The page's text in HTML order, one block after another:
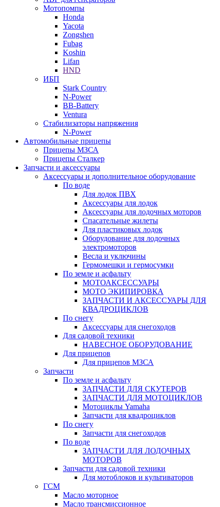
Мотопомпы
Honda
Yacota
Zongshen
Fubag
Koshin
Lifan
HND
ИБП
Stark Country
N-Power
BB-Battery
Ventura
Стабилизаторы напряжения
N-Power
Автомобильные прицепы
Прицепы МЗСА
Прицепы Сталкер
Запчасти и аксессуары
Аксессуары и дополнительное оборудование
По воде
Для лодок ПВХ
Аксессуары для лодок
Аксессуары для лодочных моторов
Спасательные жилеты
Для пластиковых лодок
Оборудование для лодочных
электромоторов
Весла и уключины
Гермомешки и гермосумки
По земле и асфальту
МОТОАКСЕССУАРЫ
МОТО ЭКИПИРОВКА
ЗАПЧАСТИ И АКСЕССУАРЫ ДЛЯ
КВАДРОЦИКЛОВ
По снегу
Аксессуары для снегоходов
Для садовой техники
НАВЕСНОЕ ОБОРУДОВАНИЕ
Для прицепов
Для прицепов МЗСА
Запчасти
По земле и асфальту
ЗАПЧАСТИ ДЛЯ СКУТЕРОВ
ЗАПЧАСТИ ДЛЯ МОТОЦИКЛОВ
Мотоциклы Yamaha
Запчасти для квадроциклов
По снегу
Запчасти для снегоходов
По воде
ЗАПЧАСТИ ДЛЯ ЛОДОЧНЫХ
МОТОРОВ
Запчасти для садовой техники
Для мотоблоков и культиваторов
ГСМ
Масло моторное
Масло трансмиссионное